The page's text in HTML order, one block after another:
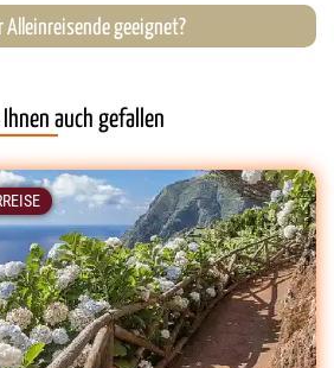
Alleinreisende geeignet?
auch gefallen